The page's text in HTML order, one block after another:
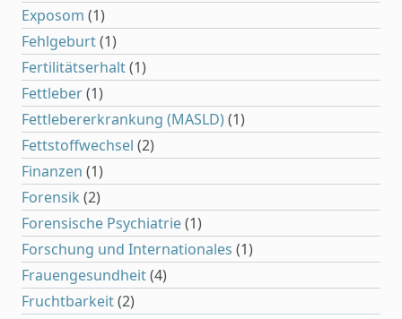
Exposom (1)
Fehlgeburt(1)
Fertilitätserhalt(1)
Fettleber(1)
Fettlebererkrankung (MASLD)(1)
Fettstoffwechsel (2)
Finanzen (1)
Forensik (2)
Forensische Psychiatrie(1)
Forschung und Internationales (1)
Frauengesundheit(4)
Fruchtbarkeit(2)